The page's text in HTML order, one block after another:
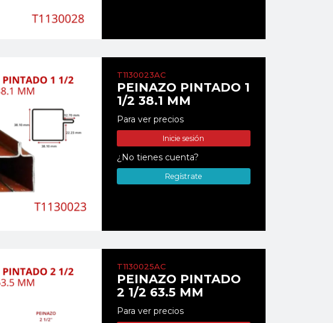
T1130023AC
PEINAZO PINTADO 1
1/2 38.1 MM
Para ver precios
Inicie sesión
¿No tienes cuenta?
Regístrate
T1130025AC
PEINAZO PINTADO
2 1/2 63.5 MM
Para ver precios